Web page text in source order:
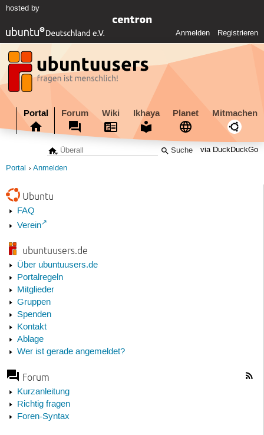
hosted by
Anmelden Registrieren
Portal Forum Wiki Ikhaya Planet Mitmachen
via DuckDuckGo
Portal Anmelden
Ubuntu
FAQ
Verein
ubuntuusers.de
Über ubuntuusers.de
Portalregeln
Mitglieder
Gruppen
Spenden
Kontakt
Ablage
Wer ist gerade angemeldet?
Forum
Kurzanleitung
Richtig fragen
Foren-Syntax